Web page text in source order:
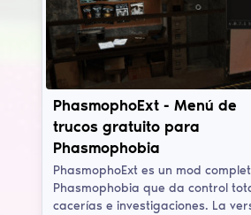
PhasmophoExt
PhasmophoExt - Menú de
trucos gratuito para
Phasmophobia
PhasmophoExt es un mod
Phasmophobia que da control
cacerías e investigaciones. La